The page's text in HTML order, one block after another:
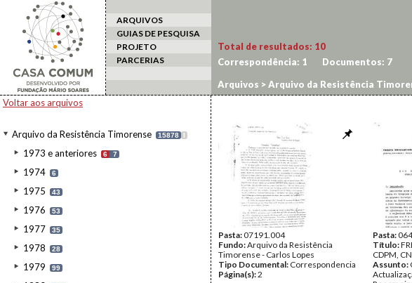
ARQUIVOS
GUIAS DE PESQUISA
PROJETO
PARCERIAS
Voltar aos arquivos
Arquivo da Resistência Timorense 15878 I
1973 e anteriores 6 7
1974 6
1975 43
1976 53
1977 35
1978 28
1979 99
Total de resultados: 10
Correspondência: 1 Documentos: 7
Arquivos >Arquivo da Resistência
Pasta:07191.004
Fundo:Arquivo da Resistência
Timorense - Carlos Lopes
Tipo Documental: Correspondencia
Página(s):2
Pasta:
Título:
CDPM,
Assunto: